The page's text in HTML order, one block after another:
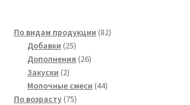
По видам продукции 8282
Добавки 2525
товаров
Дополнения 2626
Закуски 22
товара
Молочные смеси 4444
По возрасту 7575